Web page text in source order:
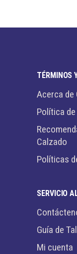
TÉRMINOS
Acerca de
Política
Calzado
Políticas
SERVICIO
Guía de
Mi cuenta